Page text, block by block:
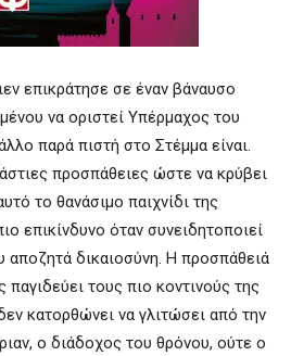
επικράτησε σε έναν βάναυσο
να οριστεί Υπέρμαχος του
παρά πιστή στο Στέμμα είναι.
προσπάθειες ώστε να κρύβει
το θανάσιμο παιχνίδι της
επικίνδυνο όταν συνειδητοποιεί
αποζητά δικαιοσύνη. Η προσπάθειά
παγιδεύει τους πιο κοντινούς της
κατορθώνει να γλιτώσει από την
ο διάδοχος του θρόνου, ούτε ο